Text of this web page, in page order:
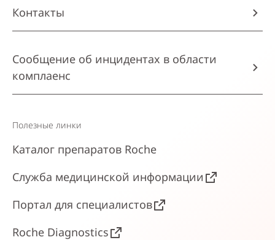
Контакты
Сообщение об инцидентах в области
комплаенс
Полезные линки
Каталог препаратов Roche
Служба медицинской информации
Портал для специалистов
Roche Diagnostics